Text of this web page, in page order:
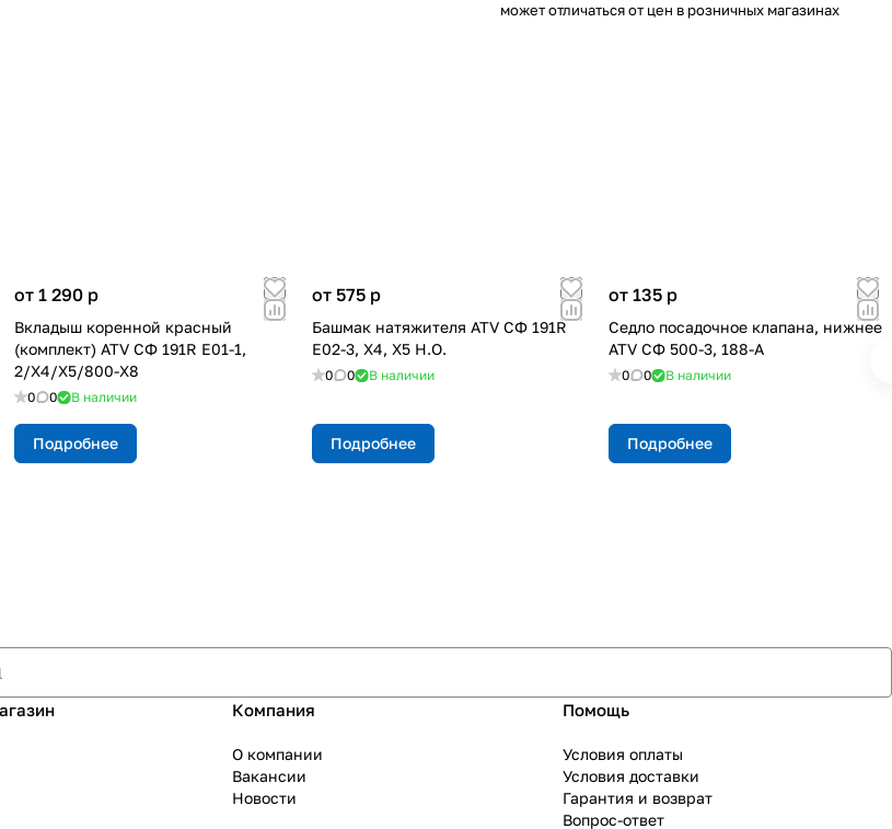
может отличаться от цен в розничных магазинах
от 1 290 p
Вкладыш коренной красный
(комплект) ATV СФ 191R E01-1,
2/X4/X5/800-X8
0 0 В наличии
Подробнее
от 575 p
Башмак натяжителя ATV СФ 191R
E02-3, X4, X5 Н.О.
0 0 В наличии
Подробнее
от 135 p
Cедло посадочное клапана, нижнее
ATV СФ 500-3, 188-A
0 0 В наличии
Подробнее
Компания
О компании
Вакансии
Новости
Помощь
Условия оплаты
Условия доставки
Гарантия и возврат
Вопрос-ответ